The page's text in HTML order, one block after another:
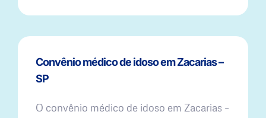
Convênio médico de idoso em Zacarias –
SP
O convênio médico de idoso em Zacarias –